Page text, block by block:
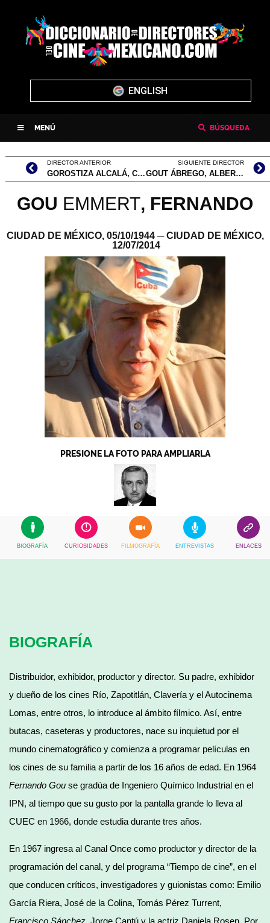
ENGLISH
MENÚ BÚSQUEDA
DIRECTOR ANTERIOR
GOROSTIZA ALCALÁ, CELESTINO
SIGUIENTE DIRECTOR
GOUT ÁBREGO, ALBERTO
GOU EMMERT, FERNANDO
CIUDAD DE MÉXICO, 05/10/1944 ─ CIUDAD DE MÉXICO,
12/07/2014
PRESIONE LA FOTO PARA AMPLIARLA
BIOGRAFÍA CURIOSIDADES FILMOGRAFÍA ENTREVISTAS ENLACES
BIOGRAFÍA
Distribuidor, exhibidor, productor y director. Su padre, exhibidor
y dueño de los cines Río, Zapotitlán, Clavería y el Autocinema
Lomas, entre otros, lo introduce al ámbito fílmico. Así, entre
butacas, caseteras y productores, nace su inquietud por el
mundo cinematográfico y comienza a programar películas en
los cines de su familia a partir de los 16 años de edad. En 1964
Fernando Gou se gradúa de Ingeniero Químico Industrial en el
IPN, al tiempo que su gusto por la pantalla grande lo lleva al
CUEC en 1966, donde estudia durante tres años.
En 1967 ingresa al Canal Once como productor y director de la
programación del canal, y del programa “Tiempo de cine”, en el
que conducen críticos, investigadores y guionistas como: Emilio
García Riera, José de la Colina, Tomás Pérez Turrent,
Francisco Sánchez, Jorge Cantú y la actriz Daniela Rosen. Por